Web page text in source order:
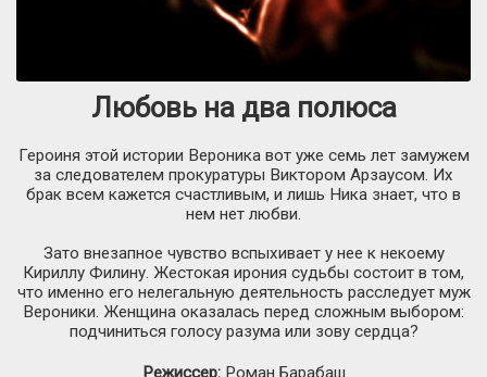
Любовь на два полюса
Героиня этой истории Вероника вот уже семь лет замужем
за следователем прокуратуры Виктором Арзаусом. Их
брак всем кажется счастливым, и лишь Ника знает, что в
нем нет любви.
Зато внезапное чувство вспыхивает у нее к некоему
Кириллу Филину. Жестокая ирония судьбы состоит в том,
что именно его нелегальнyю деятельность расследует муж
Вероники. Женщина оказалась перед сложным выбором:
подчиниться голосу разума или зову сердца?
Режиссер:Роман Барабаш